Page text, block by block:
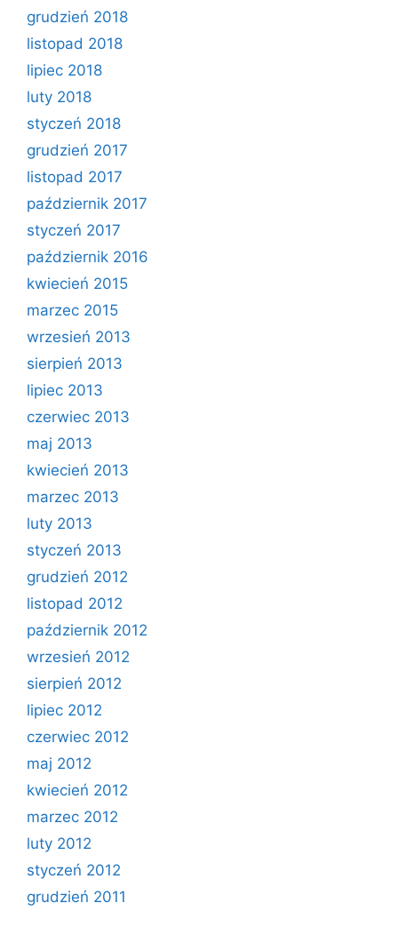
grudzień 2018
listopad 2018
lipiec 2018
luty 2018
styczeń 2018
grudzień 2017
listopad 2017
październik 2017
styczeń 2017
październik 2016
kwiecień 2015
marzec 2015
wrzesień 2013
sierpień 2013
lipiec 2013
czerwiec 2013
maj 2013
kwiecień 2013
marzec 2013
luty 2013
styczeń 2013
grudzień 2012
listopad 2012
październik 2012
wrzesień 2012
sierpień 2012
lipiec 2012
czerwiec 2012
maj 2012
kwiecień 2012
marzec 2012
luty 2012
styczeń 2012
grudzień 2011